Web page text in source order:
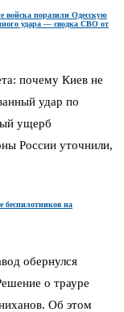
войска поразили Одесскую
удара — сводка СВО от
почему Киев не
удар по
ущерб
России уточнили,
беспилотников на
обернулся
о трауре
Об этом